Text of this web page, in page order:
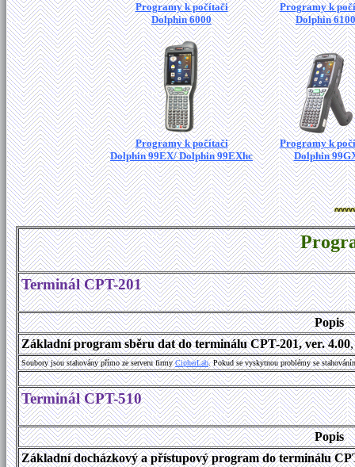
Programy k počítači
Dolphin 6000
Programy k
Dolphin 6100
Programy k počítači
Dolphin 99EX/ Dolphin 99EXhc
Programy k
Dolphin
Terminál CPT-201
Popis
Základní program sběru dat do terminálu CPT-201, ver. 4.00
Soubory jsou stahovány přímo ze serveru firmyCipherLab. Pokud se vyskytnou problémy se
Terminál CPT-510
Popis
Základní docházkový a přístupový program do terminálu